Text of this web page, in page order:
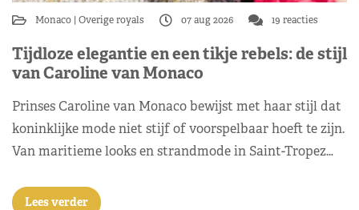
Monaco Overige royals 07 aug 2026 19 reacties
Tijdloze elegantie en een tikje rebels: de stijl
van Caroline van Monaco
Prinses Caroline van Monaco bewijst met haar stijl dat
koninklijke mode niet stijf of voorspelbaar hoeft te zijn.
Van maritieme looks en strandmode in Saint-Tropez…
Lees verder